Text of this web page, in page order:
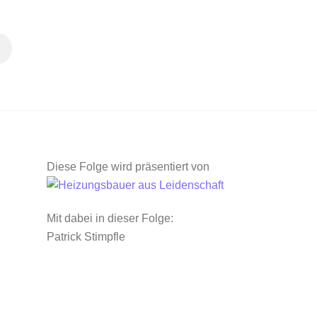
Diese Folge wird präsentiert von
Mit dabei in dieser Folge:
Patrick Stimpfle